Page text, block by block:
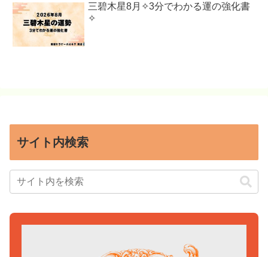
三碧木星8月✧3分でわかる運の強化書
✧
サイト内検索